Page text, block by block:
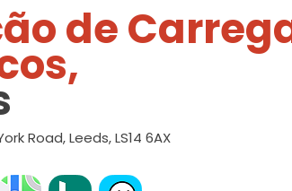
de
Road, Leeds, LS14 6AX